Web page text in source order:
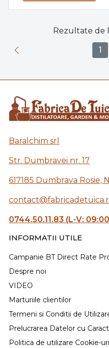
Rezultate de
1
Baralchim srl
Str. Dumbravei nr. 17
617185 Dumbrava Rosie,
0744.50.11.83 (L-V:
INFORMATII UTILE
Campanie BT Direct Rate
Despre noi
VIDEO
Marturiile clientilor
Termeni si Conditii de
Prelucrarea Datelor cu
Politica de utilizare Cookie-uri